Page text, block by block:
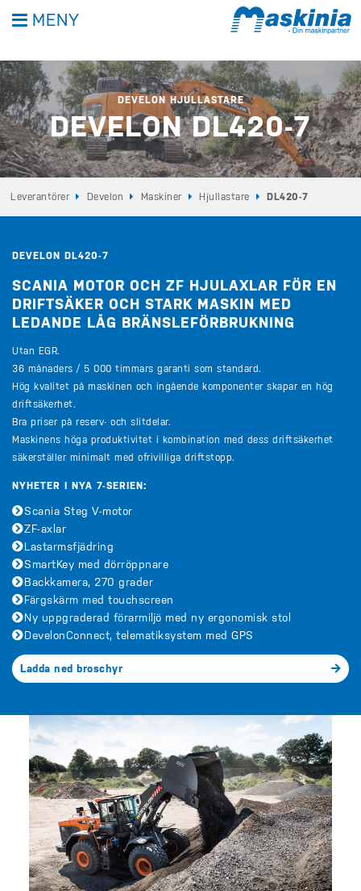
MENY
DEVELON HJULLASTARE
DEVELON DL420-7
Leverantörer Develon Maskiner Hjullastare DL420-7
DEVELON DL420-7
SCANIA MOTOR OCH ZF HJULAXLAR FÖR EN
DRIFTSÄKER OCH STARK MASKIN MED
LEDANDE LÅG BRÄNSLEFÖRBRUKNING
Utan EGR.
36 månaders / 5 000 timmars garanti som standard.
Hög kvalitet på maskinen och ingående komponenter skapar en hög
driftsäkerhet.
Bra priser på reserv- och slitdelar.
Maskinens höga produktivitet i kombination med dess driftsäkerhet
säkerställer minimalt med ofrivilliga driftstopp.
NYHETER I NYA 7-SERIEN:
Scania Steg V-motor
ZF-axlar
Lastarmsfjädring
SmartKey med dörröppnare
Backkamera, 270 grader
Färgskärm med touchscreen
Ny uppgraderad förarmiljö med ny ergonomisk stol
DevelonConnect, telematiksystem med GPS
Ladda ned broschyr